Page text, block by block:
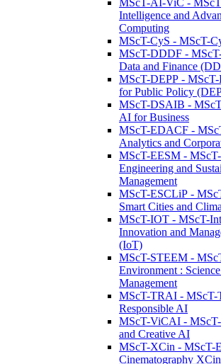
MScT-AI-ViC -
Intelligence and
Computing
MScT-CyS - MScT-
MScT-DDDF -
Data and Finance
MScT-DEPP - MScT-
for Public Policy
MScT-DSAIB -
AI for Business
MScT-EDACF -
Analytics and
MScT-EESM -
Engineering and
Management
MScT-ESCLiP -
Smart Cities and
MScT-IOT - MScT-
Innovation and
(IoT)
MScT-STEEM -
Environment :
Management
MScT-TRAI - MScT-
Responsible AI
MScT-ViCAI -
and Creative AI
MScT-XCin - MScT-
Cinematography XCin